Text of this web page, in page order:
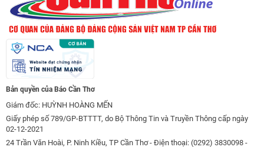
Bản quyền của Báo Cần Thơ
Giám đốc: HUỲNH HOÀNG MẾN
Giấy phép số 789/GP-BTTTT, do Bộ Thông Tin và Truyền Thông cấp ngày
02-12-2021
24 Trần Văn Hoài, P. Ninh Kiều, TP Cần Thơ - Điện thoại: (0292) 3830098 -